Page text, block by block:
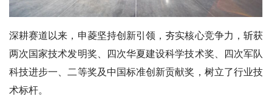
深耕赛道以来，申菱坚持创新引领，夯实核心竞争力，斩获
两次国家技术发明奖、四次华夏建设科学技术奖、四次军队
科技进步一、二等奖及中国标准创新贡献奖，树立了行业技
术标杆。